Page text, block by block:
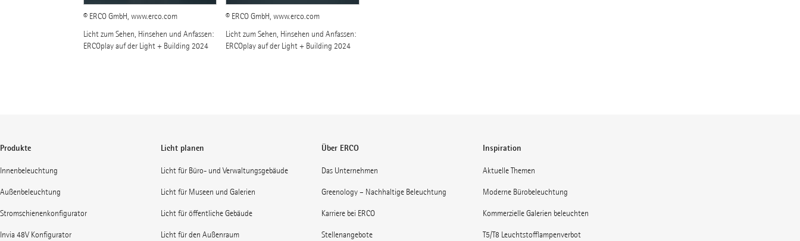
© ERCO GmbH, www.erco.com
Licht zum Sehen, Hinsehen und Anfassen:
ERCOplay auf der Light + Building 2024
© ERCO GmbH, www.erco.com
Licht zum Sehen, Hinsehen und Anfassen:
ERCOplay auf der Light + Building 2024
Produkte
Innenbeleuchtung
Außenbeleuchtung
Stromschienenkonfigurator
Invia 48V Konfigurator
Licht planen
Licht für Büro- und Verwaltungsgebäude
Licht für Museen und Galerien
Licht für öffentliche Gebäude
Licht für den Außenraum
Über ERCO
Das Unternehmen
Greenology – Nachhaltige Beleuchtung
Karriere bei ERCO
Stellenangebote
Inspiration
Aktuelle Themen
Moderne Bürobeleuchtung
Kommerzielle Galerien beleuchten
T5/T8 Leuchtstofflampenverbot